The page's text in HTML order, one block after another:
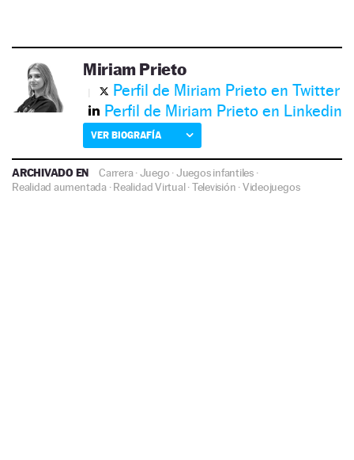
Miriam Prieto
Perfil de Miriam Prieto en Twitter
Perfil de Miriam Prieto en Linkedin
VER BIOGRAFÍA
ARCHIVADO EN Carrera·Juego ·Juegos infantiles·
Realidad aumentada·Realidad Virtual·Televisión ·Videojuegos